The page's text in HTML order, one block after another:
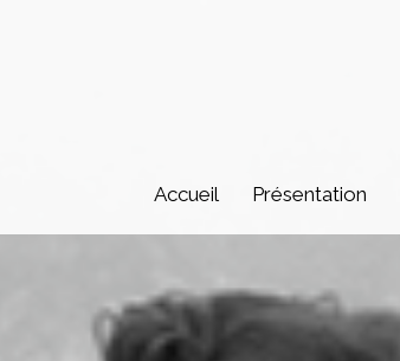
Accueil Présentation